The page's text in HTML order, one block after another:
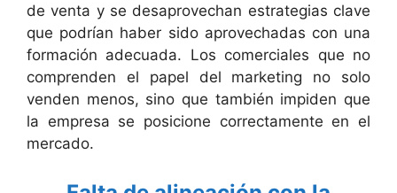
de venta y se desaprovechan estrategias clave
que podrían haber sido aprovechadas con una
formación adecuada. Los comerciales que no
comprenden el papel del marketing no solo
venden menos, sino que también impiden que
la empresa se posicione correctamente en el
mercado.